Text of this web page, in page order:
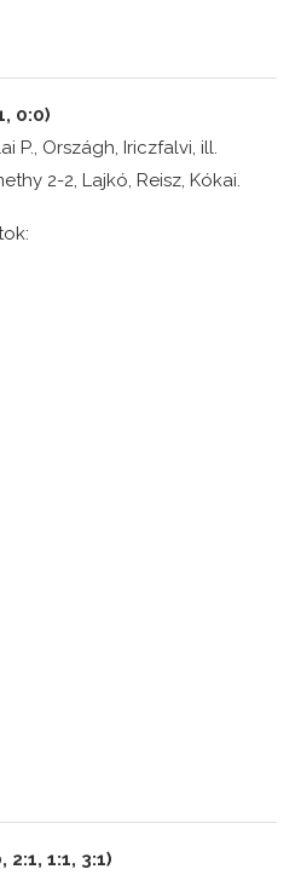
0:0)
P., Országh, Iriczfalvi, ill.
2-2, Lajkó, Reisz, Kókai.
1:1, 3:1)